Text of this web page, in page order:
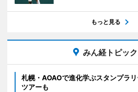
もっと見る
みん経トピッ
札幌・AOAOで進化学ぶスタンプラ
ツアーも